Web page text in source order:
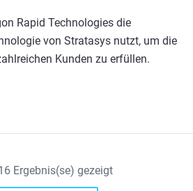
Rapid Technologies die
von Stratasys nutzt, um die
Kunden zu erfüllen.
Ergebnis(se) gezeigt